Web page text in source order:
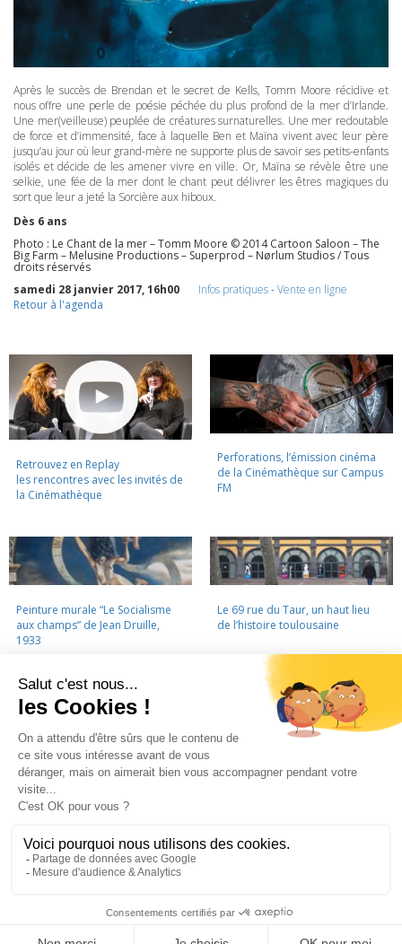
Après le succès de Brendan et le secret de Kells, Tomm Moore récidive et
nous offre une perle de poésie péchée du plus profond de la mer d’Irlande.
Une mer(veilleuse) peuplée de créatures surnaturelles. Une mer redoutable
de force et d’immensité, face à laquelle Ben et Maïna vivent avec leur père
jusqu’au jour où leur grand-mère ne supporte plus de savoir ses petits-enfants
isolés et décide de les amener vivre en ville. Or, Maïna se révèle être une
selkie, une fée de la mer dont le chant peut délivrer les êtres magiques du
sort que leur a jeté la Sorcière aux hiboux.
Dès 6 ans
Photo : Le Chant de la mer – Tomm Moore © 2014 Cartoon Saloon – The
Big Farm – Melusine Productions – Superprod – Nørlum Studios / Tous
droits réservés
samedi 28 janvier 2017, 16h00
Infos pratiques-Vente en ligne
Retour à l'agenda
Retrouvez en Replay
les rencontres avec les invités de
la Cinémathèque
Perforations, l’émission cinéma
de la Cinémathèque sur Campus
FM
Peinture murale “Le Socialisme
aux champs” de Jean Druille,
1933
Le 69 rue du Taur, un haut lieu
de l’histoire toulousaine
LA CINÉMATHÈQUE · CONTACTS · LETTRE D'INFORMATION ·
MENTIONS LÉGALES
La Cinémathèque de Toulouse
La Cinémathèque de Toulouse © 2015. Tous droits réservés.